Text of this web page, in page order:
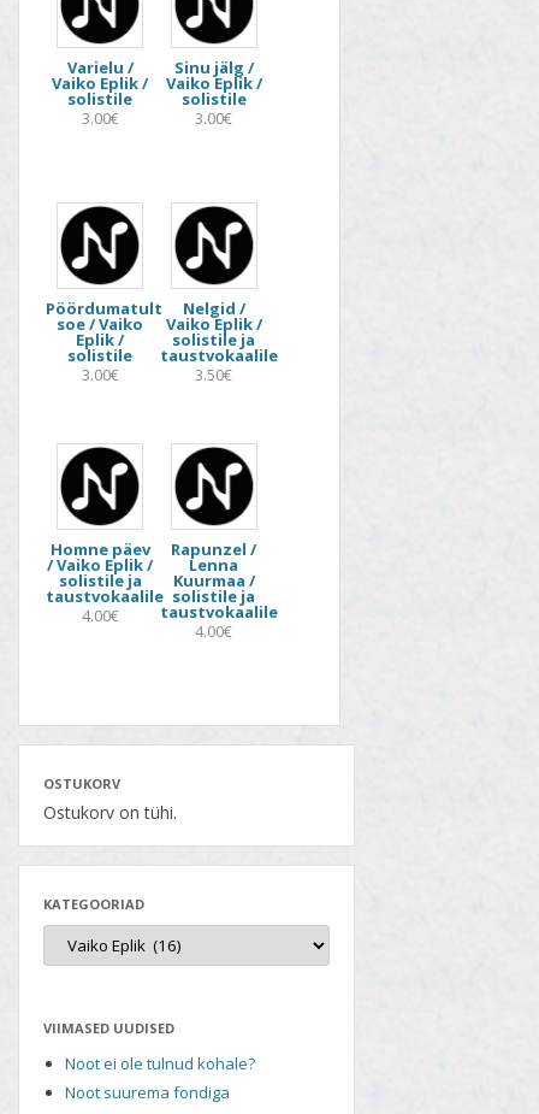
Varielu /
Vaiko Eplik /
solistile
3.00€
Sinu jälg /
Vaiko Eplik /
solistile
3.00€
Pöördumatult
soe / Vaiko
Eplik /
solistile
3.00€
Nelgid /
Vaiko Eplik /
solistile ja
taustvokaalile
3.50€
Homne päev
/ Vaiko Eplik /
solistile ja
taustvokaalile
4.00€
Rapunzel /
Lenna
Kuurmaa /
solistile ja
taustvokaalile
4.00€
OSTUKORV
Ostukorv on tühi.
KATEGOORIAD
VIIMASED UUDISED
Noot ei ole tulnud kohale?
Noot suurema fondiga